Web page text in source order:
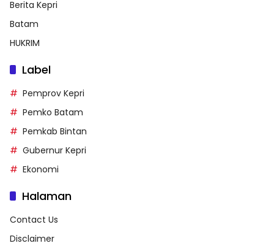
Berita Kepri
Batam
HUKRIM
Label
Pemprov Kepri
Pemko Batam
Pemkab Bintan
Gubernur Kepri
Ekonomi
Halaman
Contact Us
Disclaimer